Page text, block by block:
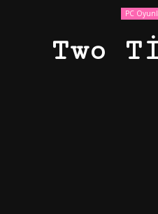
PC
Two